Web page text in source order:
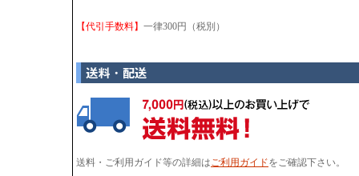
【代引手数料】 一律300円（税別）
送料・ご利用ガイド等の詳細はご利用ガイドをご確認下さい。